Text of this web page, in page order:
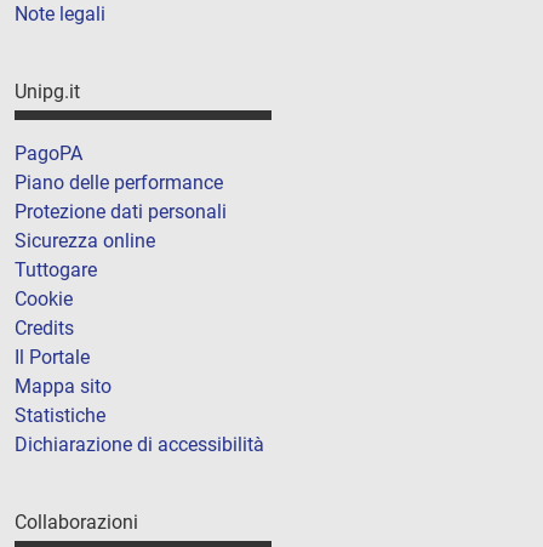
Note legali
Unipg.it
PagoPA
Piano delle performance
Protezione dati personali
Sicurezza online
Tuttogare
Cookie
Credits
Il Portale
Mappa sito
Statistiche
Dichiarazione di accessibilità
Collaborazioni